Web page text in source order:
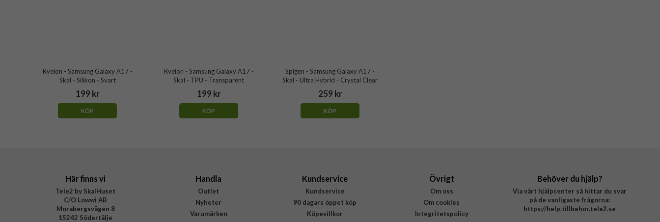
Rvelon - Samsung Galaxy A17 -
Skal - Silikon - Svart
199 kr
KÖP
Rvelon - Samsung Galaxy A17 -
Skal - TPU - Transparent
199 kr
KÖP
Spigen - Samsung Galaxy A17 -
Skal - Ultra Hybrid - Crystal Clear
259 kr
KÖP
Här finns vi
Tele2 by SkalHuset
C/O Lowwi AB
Morabergsvägen 8
15242 Södertälje
Handla
Outlet
Nyheter
Varumärken
Kundservice
Kundservice
90 dagars öppet köp
Köpevillkor
Övrigt
Om oss
Om cookies
Integritetspolicy
Behöver du hjälp?
Via vårt hjälpcenter så hittar du svar
på de vanligaste frågorna:
https://help.tillbehor.tele2.se